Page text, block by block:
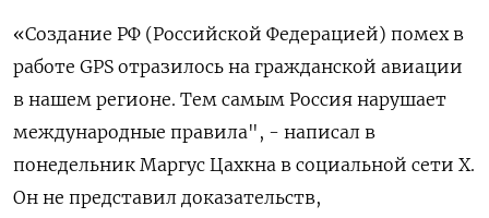
«Создание РФ (Российской Федерацией) помех в
работе GPS отразилось на гражданской авиации
в нашем регионе. Тем самым Россия нарушает
международные правила", - написал в
понедельник Маргус Цахкна в социальной сети X.
Он не представил доказательств,